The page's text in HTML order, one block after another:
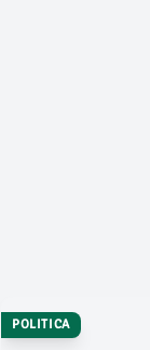
POLITICA